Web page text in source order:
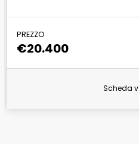
PREZZO
€20.400
Scheda